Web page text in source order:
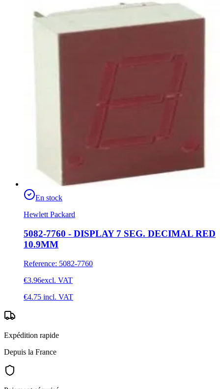
En stock
Hewlett Packard
5082-7760 - DISPLAY 7 SEG. DECIMAL RED
10.9MM
Reference: 5082-7760
€3.96excl. VAT
€4.75 incl. VAT
Expédition rapide
Depuis la France